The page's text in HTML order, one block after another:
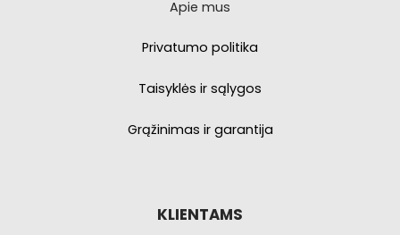
Apie mus
Privatumo politika
Taisyklės ir sąlygos
Grąžinimas ir garantija
KLIENTAMS